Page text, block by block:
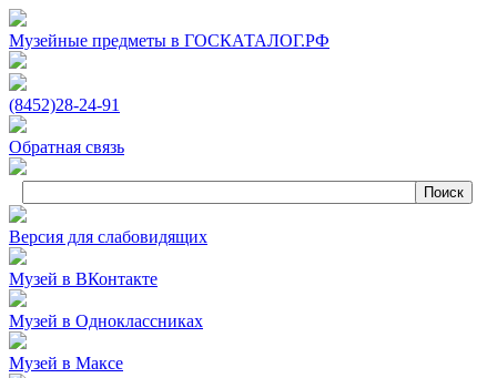
Музейные предметы в ГОСКАТАЛОГ.РФ
(8452)28‑24‑91
Обратная связь
Версия для слабовидящих
Музей в ВКонтакте
Музей в Одноклассниках
Музей в Максе